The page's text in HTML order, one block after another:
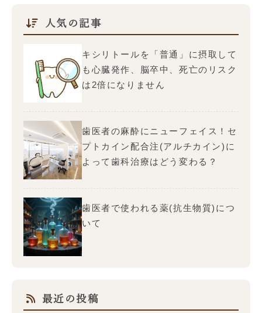
人気の記事
キシリトールを「普通」に摂取して
も心臓発作、脳卒中、死亡のリスク
は2倍になりません
歯医者の麻酔にニューフェイス！セ
プトカイン配合注(アルチカイン)に
よって歯科治療はどう変わる？
歯医者で使われる薬(抗生物質)につ
いて
最近の投稿